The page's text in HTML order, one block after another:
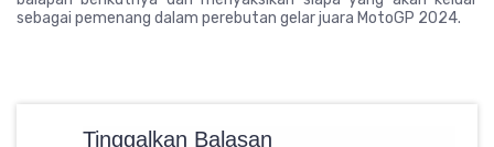
sebagai pemenang dalam perebutan gelar juara MotoGP 2024.
Tinggalkan Balasan